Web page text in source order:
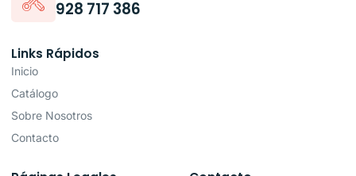
928 717 386
Links Rápidos
Inicio
Catálogo
Sobre Nosotros
Contacto